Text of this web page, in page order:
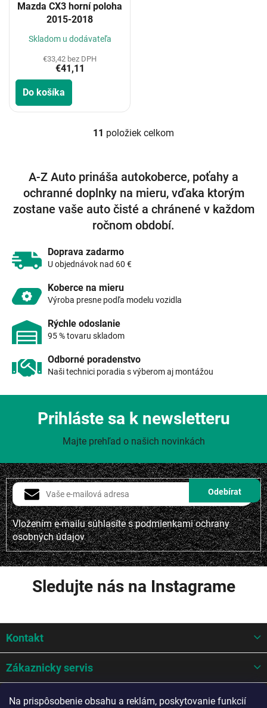
Na prispôsobenie obsahu a reklám, poskytovanie funkcií
Mazda CX3 horní poloha
2015-2018
Skladom u dodávateľa
€33,42 bez DPH
€41,11
Do košíka
O
á
d
a
c
i
e
v
11 položiek celkom
A-Z Auto prináša autokoberce, poťahy a
ochranné doplnky na mieru, vďaka ktorým
zostane vaše auto čisté a chránené v každom
ročnom období.
Doprava zadarmo
U objednávok nad 60 €
Koberce na mieru
Výroba presne podľa modelu vozidla
Rýchle odoslanie
95 % tovaru skladom
Odborné poradenstvo
Naši technici poradia s výberom aj montážou
Vložením e-mailu súhlasíte spodmienkami ochrany
osobných údajov
Prihláste sa k newsletteru
Majte prehľad o našich novinkách
Sledujte nás na Instagrame
p
t
Kontakt
Zákaznicky servis
Mohlo by sa hodit